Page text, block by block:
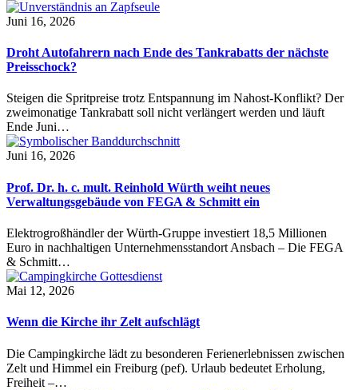
Juni 16, 2026
Droht Autofahrern nach Ende des Tankrabatts der nächste
Preisschock?
Steigen die Spritpreise trotz Entspannung im Nahost-Konflikt? Der
zweimonatige Tankrabatt soll nicht verlängert werden und läuft
Ende Juni…
Juni 16, 2026
Prof. Dr. h. c. mult. Reinhold Würth weiht neues
Verwaltungsgebäude von FEGA & Schmitt ein
Elektrogroßhändler der Würth-Gruppe investiert 18,5 Millionen
Euro in nachhaltigen Unternehmensstandort Ansbach – Die FEGA
& Schmitt…
Mai 12, 2026
Wenn die Kirche ihr Zelt aufschlägt
Die Campingkirche lädt zu besonderen Ferienerlebnissen zwischen
Zelt und Himmel ein Freiburg (pef). Urlaub bedeutet Erholung,
Freiheit –…